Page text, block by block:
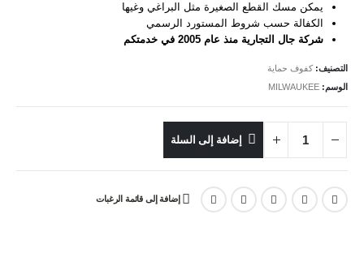
يمكن مسك القطع الصغيرة مثل البراغي وغيها
الكفالة حسب شروط المستورد الرسمي
شركة جال التجارية منذ عام 2005 في خدمتكم
التصنيف: كفوف حماية
الوسم: MILWAUKEE
إضافة إلى السلة
إضافة إلى قائمة الرغبات